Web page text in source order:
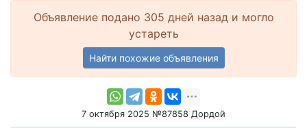
Объявление подано 305 дней назад и могло
устареть
Найти похожие объявления
7 октября 2025 №87858 Дордой